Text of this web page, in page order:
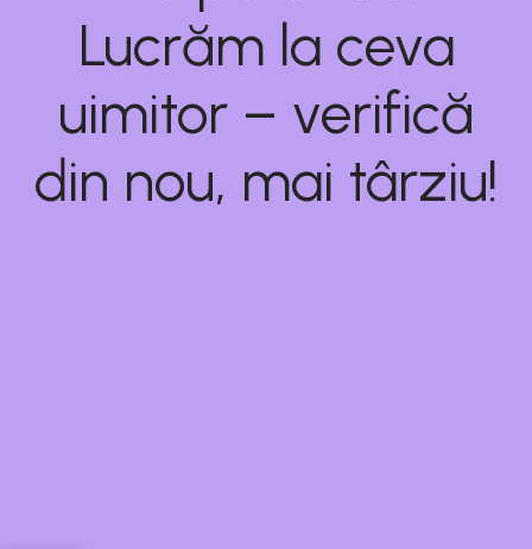
Lucrăm la ceva
uimitor – verifică
din nou, mai târziu!